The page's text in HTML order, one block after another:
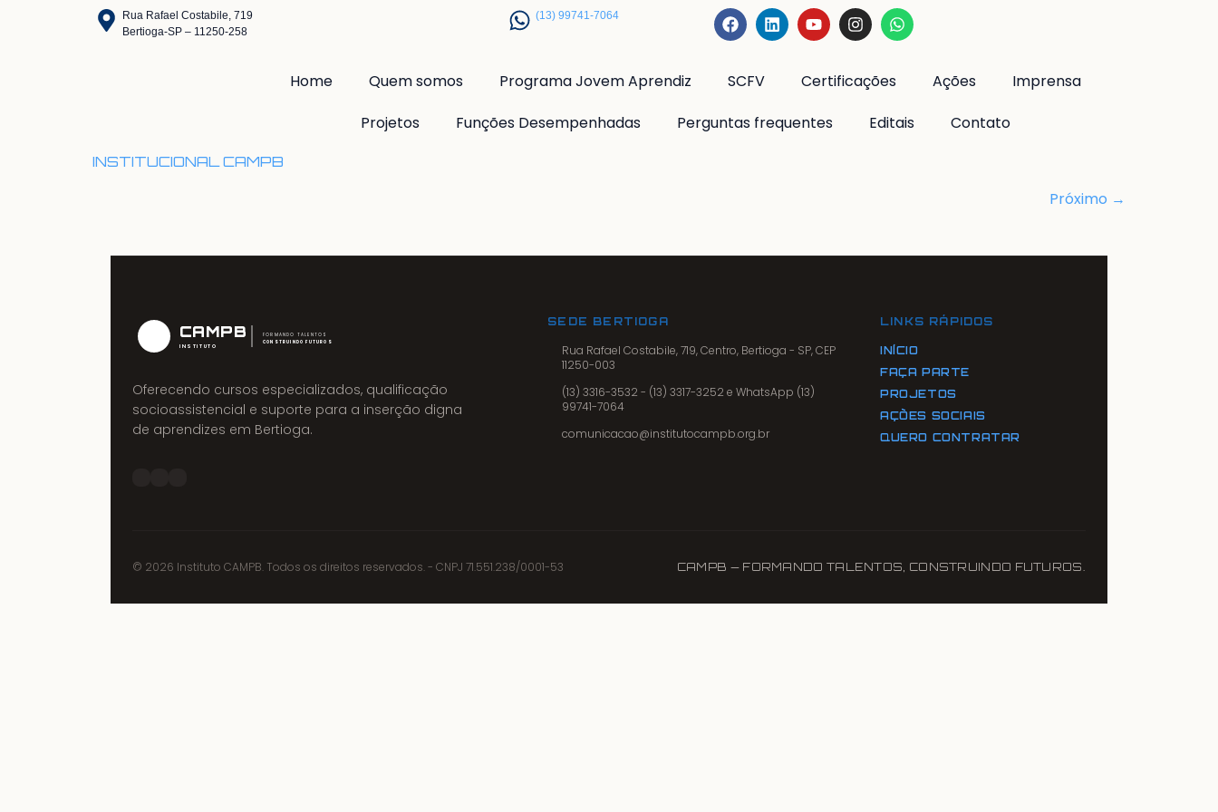
Rua Rafael Costabile, 719
Bertioga-SP – 11250-258
(13) 99741-7064
Home Quem somos Programa Jovem Aprendiz SCFV Certificações Ações
Imprensa
Projetos
Funções Desempenhadas Perguntas frequentes Editais Contato
INSTITUCIONAL CAMPB
Próximo →
CAMPB
INSTITUTO
FORMANDO TALENTOS
CONSTRUINDO FUTUROS
Oferecendo cursos especializados, qualificação
socioassistencial e suporte para a inserção digna
de aprendizes em Bertioga.
SEDE BERTIOGA
Rua Rafael Costabile, 719, Centro, Bertioga - SP, CEP
11250-003
(13) 3316-3532 - (13) 3317-3252 e WhatsApp (13)
99741-7064
comunicacao@institutocampb.org.br
LINKS RÁPIDOS
INÍCIO
FAÇA PARTE
PROJETOS
AÇÕES SOCIAIS
QUERO CONTRATAR
© 2026 Instituto CAMPB. Todos os direitos reservados. - CNPJ 71.551.238/0001-53 CAMPB — FORMANDO TALENTOS, CONSTRUINDO FUTUROS.